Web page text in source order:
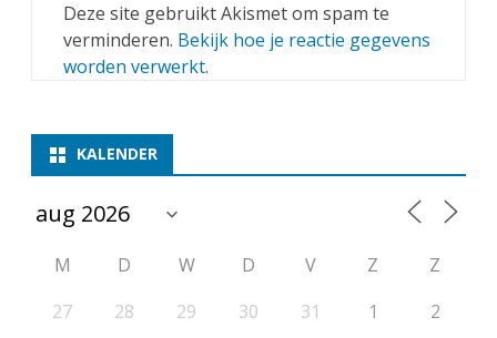
Deze site gebruikt Akismet om spam te
verminderen. Bekijk hoe je reactie gegevens
worden verwerkt.
KALENDER
M D W D V Z
Z
27
28 29 30 31 1 2